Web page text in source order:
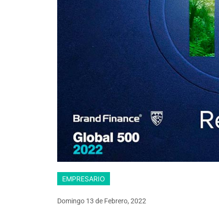
EMPRESARIO
Domingo 13 de Febrero, 2022